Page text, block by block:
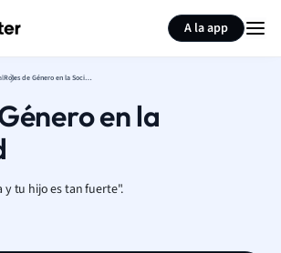
A la app
Roles de Género en la Sociedad
en la
y tu hijo es tan fuerte".
Resumir página